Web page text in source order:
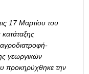
17 Μαρτίου του
γεωργικών
προκηρύχθηκε την